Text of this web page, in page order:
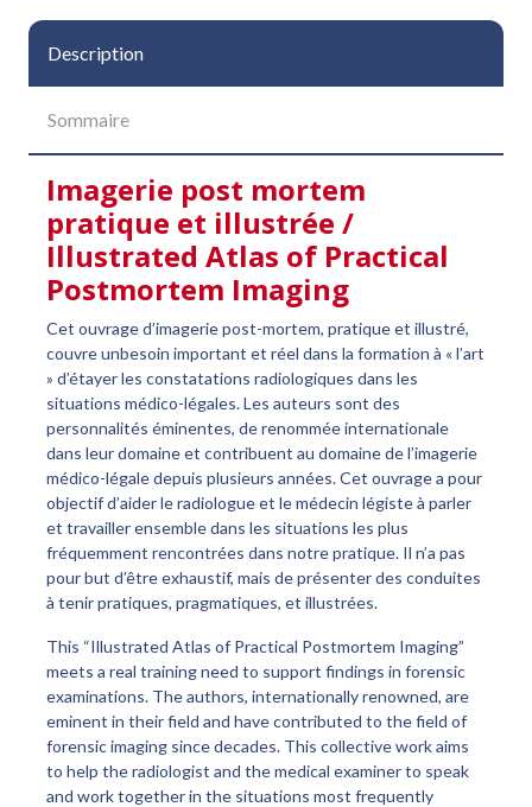
Description
Sommaire
Imagerie post mortem
pratique et illustrée /
Illustrated Atlas of Practical
Postmortem Imaging
Cet ouvrage d’imagerie post-mortem, pratique et illustré,
couvre unbesoin important et réel dans la formation à « l’art
» d’étayer les constatations radiologiques dans les
situations médico-légales. Les auteurs sont des
personnalités éminentes, de renommée internationale
dans leur domaine et contribuent au domaine de l’imagerie
médico-légale depuis plusieurs années. Cet ouvrage a pour
objectif d’aider le radiologue et le médecin légiste à parler
et travailler ensemble dans les situations les plus
fréquemment rencontrées dans notre pratique. Il n’a pas
pour but d’être exhaustif, mais de présenter des conduites
à tenir pratiques, pragmatiques, et illustrées.
This “Illustrated Atlas of Practical Postmortem Imaging”
meets a real training need to support findings in forensic
examinations. The authors, internationally renowned, are
eminent in their field and have contributed to the field of
forensic imaging since decades. This collective work aims
to help the radiologist and the medical examiner to speak
and work together in the situations most frequently